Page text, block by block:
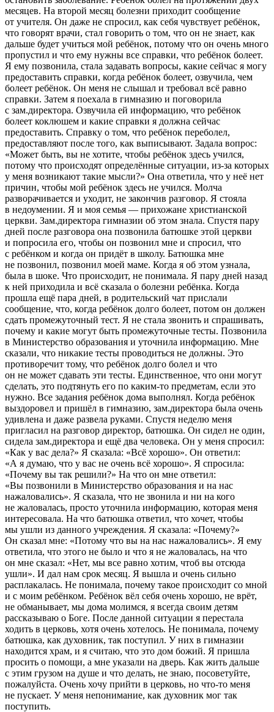
месяцев. На второй месяц болезни приходит сообщение
от учителя. Он даже не спросил, как себя чувствует ребёнок,
что говорят врачи, стал говорить о том, что он не знает, как
дальше будет учиться мой ребёнок, потому что он очень много
пропустил и что ему нужны все справки, что ребёнок болеет.
Я ему позвонила, стала задавать вопросы, какие сейчас я могу
предоставить справки, когда ребёнок болеет, озвучила, чем
болеет ребёнок. Он меня не слышал и требовал всё равно
справки. Затем я поехала в гимназию и поговорила
с зам.директора. Озвучила ей информацию, что ребёнок
болеет коклюшем и какие справки я должна сейчас
предоставить. Справку о том, что ребёнок переболел,
предоставляют после того, как выписывают. Задала вопрос:
«Может быть, вы не хотите, чтобы ребёнок здесь учился,
потому что происходят определённые ситуации, из-за которых
у меня возникают такие мысли?» Она ответила, что у неё нет
причин, чтобы мой ребёнок здесь не учился. Молча
разворачивается и уходит, не закончив разговор. Я стояла
в недоумении. Я и моя семья — прихожане христианской
церкви. Зам.директора гимназии об этом знала. Спустя пару
дней после разговора она позвонила батюшке этой церкви
и попросила его, чтобы он позвонил мне и спросил, что
с ребёнком и когда он придёт в школу. Батюшка мне
не позвонил, позвонил моей маме. Когда я об этом узнала,
была в шоке. Что происходит, не понимала. Я пару дней назад
к ней приходила и всё сказала о болезни ребёнка. Когда
прошла ещё пара дней, в родительский чат прислали
сообщение, что, когда ребёнок долго болеет, потом он должен
сдать промежуточный тест. Я не стала звонить и спрашивать,
почему и какие могут быть промежуточные тесты. Позвонила
в Министерство образования и уточнила информацию. Мне
сказали, что никакие тесты проводиться не должны. Это
противоречит тому, что ребёнок долго болел и что
он не может сдавать эти тесты. Единственное, что они могут
сделать, это подтянуть его по каким-то предметам, если это
нужно. Все задания ребёнок дома выполнял. Когда ребёнок
выздоровел и пришёл в гимназию, зам.директора была очень
удивлена и даже развела руками. Спустя неделю меня
пригласил на разговор директор, батюшка. Он сидел не один,
сидела зам.директора и ещё два человека. Он у меня спросил:
«Как у вас дела?» Я сказала: «Всё хорошо». Он ответил:
«А я думаю, что у вас не очень всё хорошо». Я спросила:
«Почему вы так решили?» На что он мне ответил:
«Вы позвонили в Министерство образования и на нас
нажаловались». Я сказала, что не звонила и ни на кого
не жаловалась, просто уточнила информацию, которая меня
интересовала. На что батюшка ответил, что хочет, чтобы
мы ушли из данного учреждения. Я сказала: «Почему?»
Он сказал мне: «Потому что вы на нас нажаловались». Я ему
ответила, что этого не было и что я не жаловалась, на что
он мне сказал: «Нет, мы все равно хотим, чтоб вы отсюда
ушли». И дал нам срок месяц. Я вышла и очень сильно
расплакалась. Не понимала, почему такое происходит со мной
и с моим ребёнком. Ребёнок вёл себя очень хорошо, не врёт,
не обманывает, мы дома молимся, я всегда своим детям
рассказываю о Боге. После данной ситуации я перестала
ходить в церковь, хотя очень хотелось. Не понимала, почему
батюшка, как духовник, так поступил. У них в гимназии
находится храм, и я считаю, что это дом божий. Я пришла
просить о помощи, а мне указали на дверь. Как жить дальше
с этим грузом на душе и что делать, не знаю, посоветуйте,
пожалуйста. Очень хочу прийти в церковь, но что-то меня
не пускает. У меня непонимание, как духовник мог так
поступить.